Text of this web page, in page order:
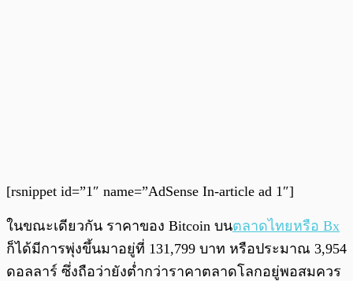
[rsnippet id=”1″ name=”AdSense In-article ad 1″]
ในขณะเดียวกัน ราคาของ Bitcoin บนตลาดไทยหรือ Bx
ก็ได้มีการพุ่งขึ้นมาอยู่ที่ 131,799 บาท หรือประมาณ 3,954
ดอลลาร์ ซึ่งถือว่ายังต่ำกว่าราคาตลาดโลกอยู่พอสมควร